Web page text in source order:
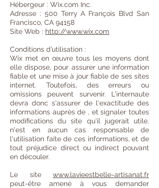
Hébergeur : Wix.com Inc.
Adresse : 500 Terry A François Blvd San
Francisco, CA 94158
Site Web : http://www.wix.com
Conditions d’utilisation :
Wix met en œuvre tous les moyens dont
elle dispose, pour assurer une information
fiable et une mise à jour fiable de ses sites
internet. Toutefois, des erreurs ou
omissions peuvent survenir. L'internaute
devra donc s'assurer de l'exactitude des
informations auprès de , et signaler toutes
modifications du site qu'il jugerait utile.
n'est en aucun cas responsable de
l'utilisation faite de ces informations, et de
tout préjudice direct ou indirect pouvant
en découler.
Le site www.lavieestbelle-artisanat.fr
peut-être amené à vous demander